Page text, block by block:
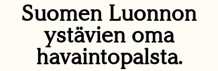
Suomen Luonnon
ystävien oma
havaintopalsta.